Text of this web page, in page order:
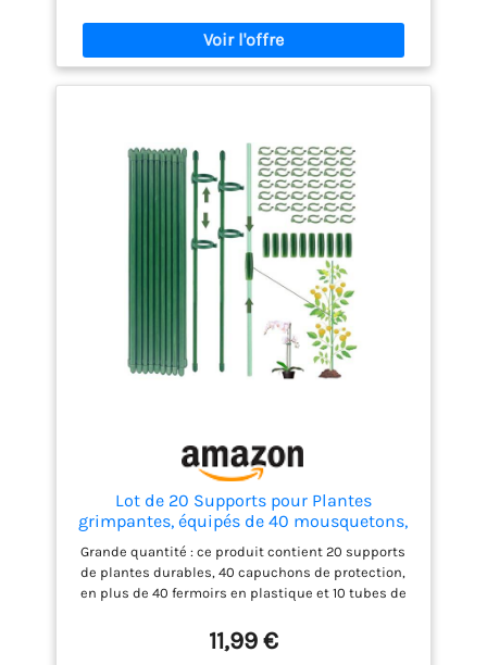
Compatible rénovation, construction et
Installation facile Pose rapide
garantissant un travail propre.
Durabilité
Lot de 20 Supports pour Plantes
grimpantes, équipés de 40 mousquetons,
avec 10 Tubes d'extension, tuteur pour
tomates, Plantes d'intérieur, Support de
Plantes vivaces (110 pièces)
Grande quantité : ce produit contient 20 supports
de plantes durables, 40 capuchons de protection,
en plus de 40 fermoirs en plastique et 10 tubes de
répond aux besoins des jardiniers et offre un
soutien suffisant pour les plantes et les fleurs, de
11,99 €